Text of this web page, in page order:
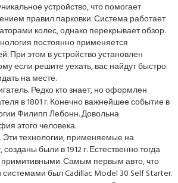
устройство, что помогает
правил парковки. Система работает
колес, однако перекрывает обзор.
постоянно применяется
При этом в устройство установлен
если решите уехать, вас найдут быстро.
на месте.
Редко кто знает, но оформлен
в 1801 г. Конечно важнейшее событие в
Филипп Лебонн. Довольна
этого человека.
технологии, применяемые на
были в 1912 г. Естественно тогда
Самым первым авто, что
был Cadillac Model 30 Self Starter.